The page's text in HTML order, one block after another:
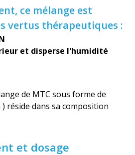
ce mélange est
vertus thérapeutiques :
et disperse l'humidité
de MTC sous forme de
réside dans sa composition
et dosage